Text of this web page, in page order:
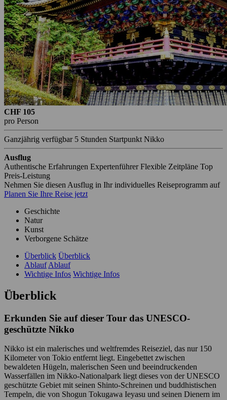
CHF 105
pro Person
Ganzjährig verfügbar 5 Stunden Startpunkt Nikko
Ausflug
Authentische Erfahrungen Expertenführer Flexible Zeitpläne Top
Preis-Leistung
Nehmen Sie diesen Ausflug in Ihr individuelles Reiseprogramm auf
Planen Sie Ihre Reise jetzt
Geschichte
Natur
Kunst
Verborgene Schätze
Überblick Überblick
Ablauf Ablauf
Wichtige Infos Wichtige Infos
Überblick
Erkunden Sie auf dieser Tour das UNESCO-
geschützte Nikko
Nikko ist ein malerisches und weltfremdes Reiseziel, das nur 150
Kilometer von Tokio entfernt liegt. Eingebettet zwischen
bewaldeten Hügeln, malerischen Seen und beeindruckenden
Wasserfällen im Nikko-Nationalpark liegt dieses von der UNESCO
geschützte Gebiet mit seinen Shinto-Schreinen und buddhistischen
Tempeln, die von Shogun Tokugawa Ieyasu und seinen Dienern im